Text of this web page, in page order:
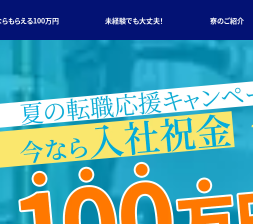
もらえる100万円 未経験でも大丈夫！ 寮のご紹介